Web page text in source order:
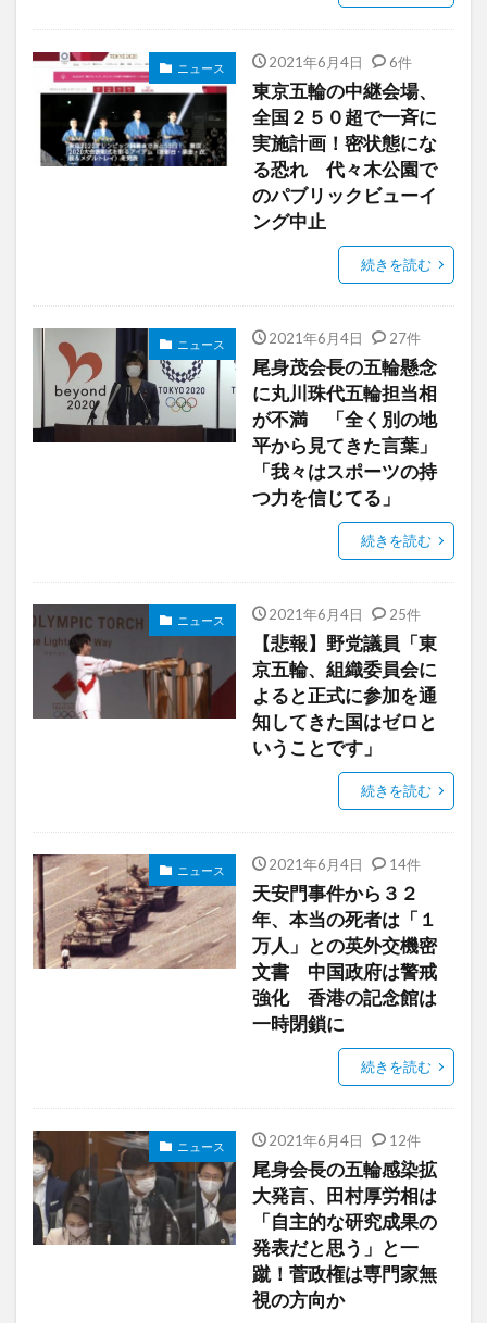
ニュース 2021年6月4日 6件
東京五輪の中継会場、
全国２５０超で一斉に
実施計画！密状態にな
る恐れ 代々木公園で
のパブリックビューイ
ング中止
続きを読む
ニュース 2021年6月4日 27件
尾身茂会長の五輪懸念
に丸川珠代五輪担当相
が不満 「全く別の地
平から見てきた言葉」
「我々はスポーツの持
つ力を信じてる」
続きを読む
ニュース 2021年6月4日 25件
【悲報】野党議員「東
京五輪、組織委員会に
よると正式に参加を通
知してきた国はゼロと
いうことです」
続きを読む
ニュース 2021年6月4日 14件
天安門事件から３２
年、本当の死者は「１
万人」との英外交機密
文書 中国政府は警戒
強化 香港の記念館は
一時閉鎖に
続きを読む
ニュース 2021年6月4日 12件
尾身会長の五輪感染拡
大発言、田村厚労相は
「自主的な研究成果の
発表だと思う」と一
蹴！菅政権は専門家無
視の方向か